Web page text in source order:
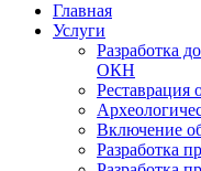
Главная
Услуги
Разработка
ОКН
Реставрация
Включение
Разработка